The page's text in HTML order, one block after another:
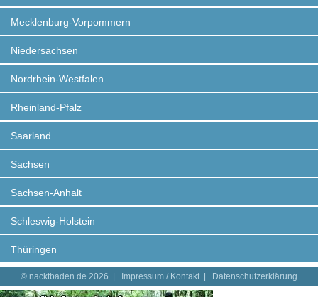
Mecklenburg-Vorpommern
Niedersachsen
Nordrhein-Westfalen
Rheinland-Pfalz
Saarland
Sachsen
Sachsen-Anhalt
Schleswig-Holstein
Thüringen
© nacktbaden.de 2026 | Impressum / Kontakt| Datenschutzerklärung